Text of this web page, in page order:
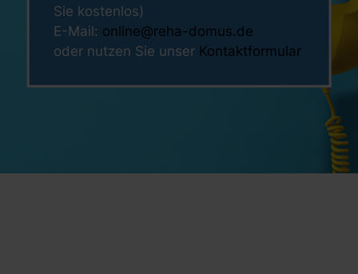
Sie kostenlos)
E-Mail: online@reha-domus.de
oder nutzen Sie unser Kontaktformular